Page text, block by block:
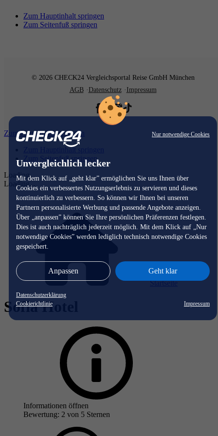
Nur notwendige Cookies
Unvergleichlich lecker
Mit dem Klick auf „geht klar” ermöglichen Sie uns Ihnen über
Cookies ein verbessertes Nutzungserlebnis zu servieren und dieses
kontinuierlich zu verbessern. So können wir Ihnen bei unseren
Partnern personalisierte Werbung und passende Angebote anzeigen.
Über „anpassen” können Sie Ihre persönlichen Präferenzen festlegen.
Dies ist auch nachträglich jederzeit möglich. Mit dem Klick auf „Nur
notwendige Cookies” werden lediglich technisch notwendige Cookies
gespeichert.
Anpassen Geht klar
Datenschutzerklärung
Cookierichtlinie
Impressum
Zum Hauptinhalt springen
Zum Seitenfuß springen
© 2026 CHECK24 Vergleichsportal Reise GmbH München
AGB
Datenschutz Impressum
Zum Hauptinhalt springen
Zum Hauptinhalt springen
Zum Seitenfuß springen
Loading...
Loading...
Startseite
Sofia Hotel
Informationen öffnen
Bewertung: 2 von 5 Sternen